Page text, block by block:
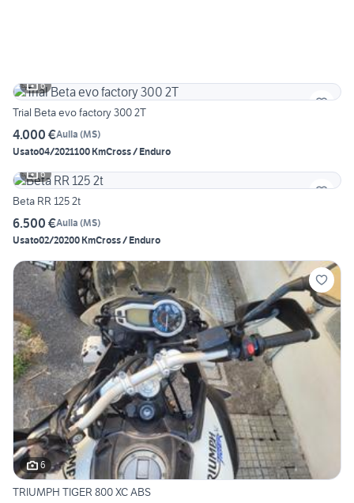
6
Trial Beta evo factory 300 2T
4.000 €Aulla (MS)
Usato04/2021100 KmCross / Enduro
6
Beta RR 125 2t
6.500 €Aulla (MS)
Usato02/20200 KmCross / Enduro
6
TRIUMPH TIGER 800 XC ABS